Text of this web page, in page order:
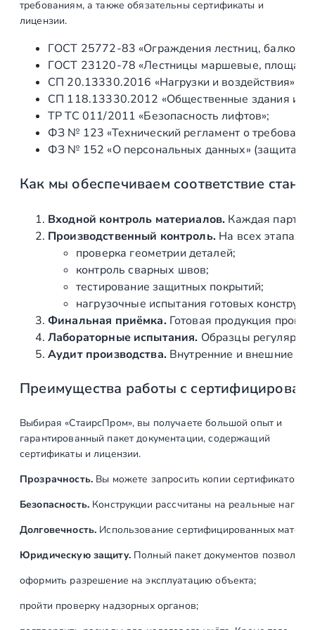
Производство
коннекторов и
ограждений
ед 1
Изготовление
самонесущих
стеклянных
ограждений
лестницы и
ед 1
поручня лестницы
Монтаж
разгрузка,
ступеней и перил
лестницы
Монтаж
перил лестницы и
ед 1
Установка
замкнутого
деревянного
поручня
м 14
требованиям, а также обязательны сертификаты и
лицензии.
ГОСТ 25772‑83 «Ограждения лестниц,
ГОСТ 23120‑78 «Лестницы маршевые,
СП 20.13330.2016 «Нагрузки и воздействия»
СП 118.13330.2012 «Общественные здания и
ТР ТС 011/2011 «Безопасность лифтов»;
ФЗ № 123 «Технический регламент о
ФЗ № 152 «О персональных данных» (защита
Как мы обеспечиваем соответствие
Входной контроль материалов. Каждая партия
Производственный контроль.На всех этапах
проверка геометрии деталей;
контроль сварных швов;
тестирование защитных покрытий;
нагрузочные испытания готовых
Финальная приёмка.Готовая продукция
Лабораторные испытания. Образцы регулярно
Аудит производства.Внутренние и внешние
Преимущества работы с
Выбирая «СтаирсПром», вы получаете большой опыт и
гарантированный пакет документации, содержащий
сертификаты и лицензии.
Прозрачность.Вы можете запросить копии сертификатов
Безопасность.Конструкции рассчитаны на реальные
Долговечность. Использование сертифицированных
Юридическую защиту.Полный пакет документов позволяет:
оформить разрешение на эксплуатацию объекта;
пройти проверку надзорных органов;